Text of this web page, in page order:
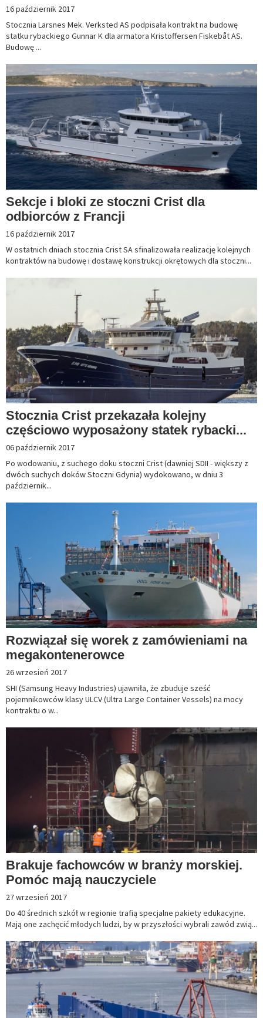
16 październik 2017
Stocznia Larsnes Mek. Verksted AS podpisała kontrakt na budowę
statku rybackiego Gunnar K dla armatora Kristoffersen Fiskebåt AS.
Budowę ...
Sekcje i bloki ze stoczni Crist dla
odbiorców z Francji
16 październik 2017
W ostatnich dniach stocznia Crist SA sfinalizowała realizację kolejnych
kontraktów na budowę i dostawę konstrukcji okrętowych dla stoczni...
Stocznia Crist przekazała kolejny
częściowo wyposażony statek rybacki...
06 październik 2017
Po wodowaniu, z suchego doku stoczni Crist (dawniej SDII - większy z
dwóch suchych doków Stoczni Gdynia) wydokowano, w dniu 3
październik...
Rozwiązał się worek z zamówieniami na
megakontenerowce
26 wrzesień 2017
SHI (Samsung Heavy Industries) ujawniła, że zbuduje sześć
pojemnikowców klasy ULCV (Ultra Large Container Vessels) na mocy
kontraktu o w...
Brakuje fachowców w branży morskiej.
Pomóc mają nauczyciele
27 wrzesień 2017
Do 40 średnich szkół w regionie trafią specjalne pakiety edukacyjne.
Mają one zachęcić młodych ludzi, by w przyszłości wybrali zawód zwią...